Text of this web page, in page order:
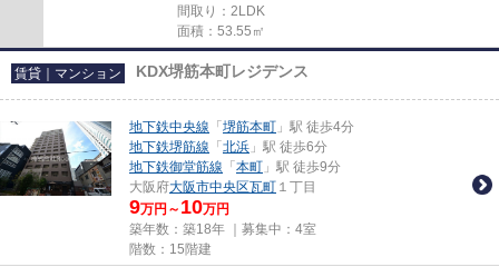
間取り：2LDK
面積：53.55㎡
賃貸｜マンション KDX堺筋本町レジデンス
地下鉄中央線 「 堺筋本町 」駅 徒歩4分
地下鉄堺筋線 「 北浜 」駅 徒歩6分
地下鉄御堂筋線 「 本町 」駅 徒歩9分
大阪府大阪市中央区瓦町 １丁目
9万円～ 10万円
築年数：築18年 ｜募集中： 4室
階数：15階建